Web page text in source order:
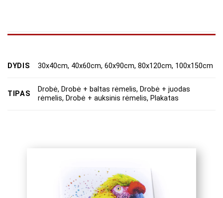
DYDIS 30x40cm, 40x60cm, 60x90cm, 80x120cm, 100x150cm
TIPAS
Drobė, Drobė + baltas rėmelis, Drobė + juodas
rėmelis, Drobė + auksinis rėmelis, Plakatas